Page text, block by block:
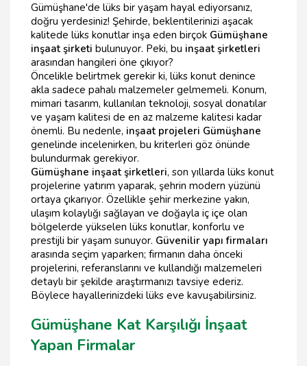
Gümüşhane'de lüks bir yaşam hayal ediyorsanız,
doğru yerdesiniz! Şehirde, beklentilerinizi aşacak
kalitede lüks konutlar inşa eden birçok Gümüşhane
inşaat şirketi bulunuyor. Peki, bu inşaat şirketleri
arasından hangileri öne çıkıyor?
Öncelikle belirtmek gerekir ki, lüks konut denince
akla sadece pahalı malzemeler gelmemeli. Konum,
mimari tasarım, kullanılan teknoloji, sosyal donatılar
ve yaşam kalitesi de en az malzeme kalitesi kadar
önemli. Bu nedenle, inşaat projeleri Gümüşhane
genelinde incelenirken, bu kriterleri göz önünde
bulundurmak gerekiyor.
Gümüşhane inşaat şirketleri, son yıllarda lüks konut
projelerine yatırım yaparak, şehrin modern yüzünü
ortaya çıkarıyor. Özellikle şehir merkezine yakın,
ulaşım kolaylığı sağlayan ve doğayla iç içe olan
bölgelerde yükselen lüks konutlar, konforlu ve
prestijli bir yaşam sunuyor. Güvenilir yapı firmaları
arasında seçim yaparken; firmanın daha önceki
projelerini, referanslarını ve kullandığı malzemeleri
detaylı bir şekilde araştırmanızı tavsiye ederiz.
Böylece hayallerinizdeki lüks eve kavuşabilirsiniz.
Gümüşhane Kat Karşılığı İnşaat
Yapan Firmalar